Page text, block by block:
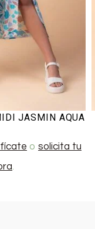
JASMIN AQUA
o solicita tu
.